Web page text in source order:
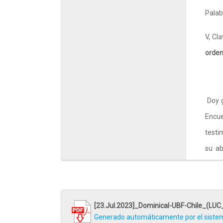
V,
Doy
su
[23.Jul.2023]_Dominical-UBF-
Generado automáticamente por el